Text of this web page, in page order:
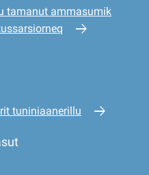
tamanut ammasumik
tuniniaanerillu